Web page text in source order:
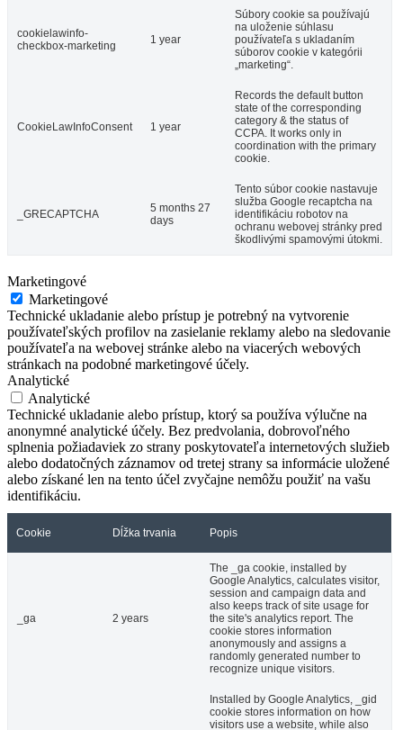
cookielawinfo-
checkbox-marketing
1 year
Súbory cookie sa používajú
na uloženie súhlasu
používateľa s ukladaním
súborov cookie v kategórii
„marketing“.
CookieLawInfoConsent 1 year
Records the default button
state of the corresponding
category & the status of
CCPA. It works only in
coordination with the primary
cookie.
_GRECAPTCHA
5 months 27
days
Tento súbor cookie nastavuje
služba Google recaptcha na
identifikáciu robotov na
ochranu webovej stránky pred
škodlivými spamovými útokmi.
Marketingové
Marketingové
Technické ukladanie alebo prístup je potrebný na vytvorenie
používateľských profilov na zasielanie reklamy alebo na sledovanie
používateľa na webovej stránke alebo na viacerých webových
stránkach na podobné marketingové účely.
Analytické
Analytické
Technické ukladanie alebo prístup, ktorý sa používa výlučne na
anonymné analytické účely. Bez predvolania, dobrovoľného
splnenia požiadaviek zo strany poskytovateľa internetových služieb
alebo dodatočných záznamov od tretej strany sa informácie uložené
alebo získané len na tento účel zvyčajne nemôžu použiť na vašu
identifikáciu.
Cookie Dĺžka trvania Popis
_ga 2 years
The _ga cookie, installed by
Google Analytics, calculates visitor,
session and campaign data and
also keeps track of site usage for
the site's analytics report. The
cookie stores information
anonymously and assigns a
randomly generated number to
recognize unique visitors.
Installed by Google Analytics, _gid
cookie stores information on how
visitors use a website, while also